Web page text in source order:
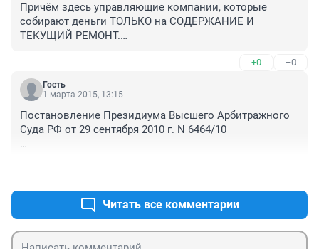
Причём здесь управляющие компании, которые
собирают деньги ТОЛЬКО на СОДЕРЖАНИЕ И
ТЕКУЩИЙ РЕМОНТ.
+0 –0
Гость
1 марта 2015, 13:15
Постановление Президиума Высшего Арбитражного
Суда РФ от 29 сентября 2010 г. N 6464/10
порядке определило уровень состояния жилых
домов, который необходимо поддерживать за счет
средств собственников силами управляющих
компаний, и создало орган, компетентный
Читать все комментарии